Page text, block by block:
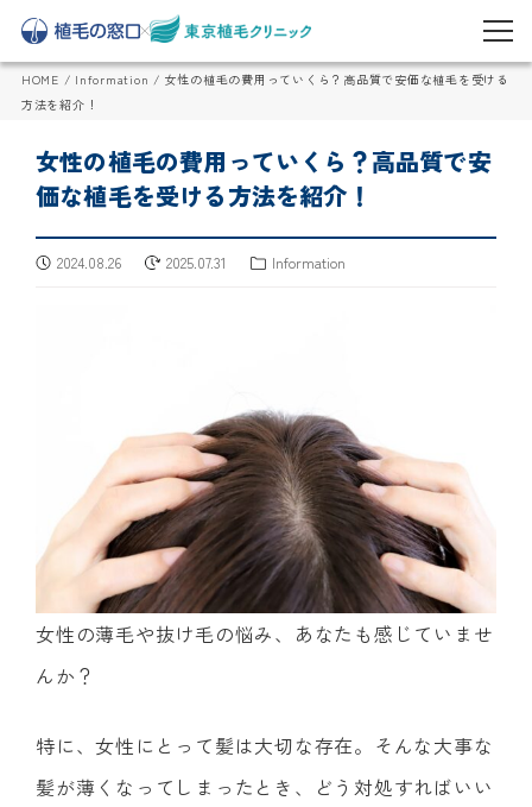
HOME / Information / 女性の植毛の費用っていくら？高品質で安価な植毛を受ける
方法を紹介！
女性の植毛の費用っていくら？高品質で安
価な植毛を受ける方法を紹介！
2024.08.26 2025.07.31 Information
女性の薄毛や抜け毛の悩み、あなたも感じていませ
んか？
特に、女性にとって髪は大切な存在。そんな大事な
髪が薄くなってしまったとき、どう対処すればいい